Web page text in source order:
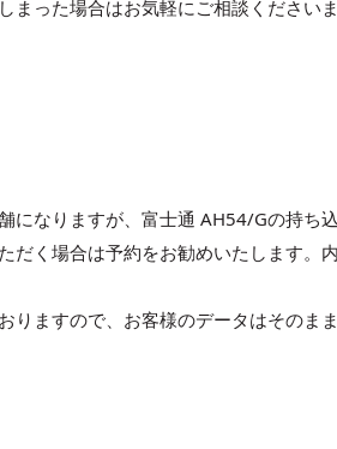
まった場合はお気軽にご相談くださいま
になりますが、富士通 AH54/Gの持ち
だく場合は予約をお勧めいたします。
りますので、お客様のデータはそのま